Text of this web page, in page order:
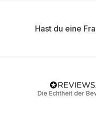
Hast du eine
Die Echtheit der